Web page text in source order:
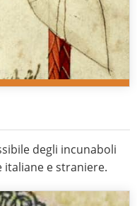
degli incunaboli
e straniere.